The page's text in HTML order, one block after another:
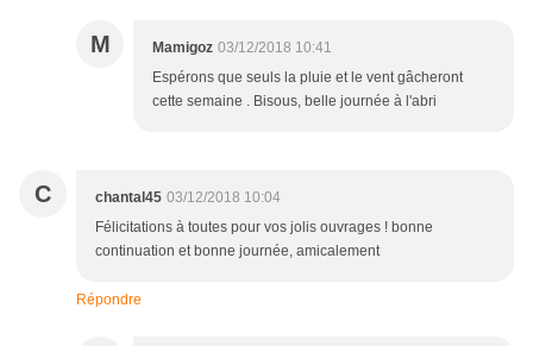
M Mamigoz 03/12/2018 10:41
Espérons que seuls la pluie et le vent gâcheront
cette semaine . Bisous, belle journée à l'abri
C chantal45 03/12/2018 10:04
Félicitations à toutes pour vos jolis ouvrages ! bonne
continuation et bonne journée, amicalement
Répondre